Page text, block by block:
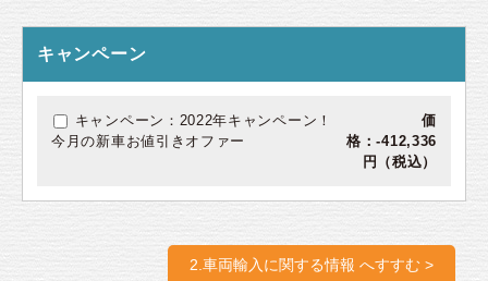
キャンペーン
キャンペーン：2022年キャンペーン！
今月の新車お値引きオファー
価
格：-412,336
円（税込）
2.車両輸入に関する情報 へすすむ >